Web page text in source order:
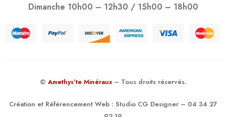
Dimanche 10h00 – 12h30 / 15h00 – 18h00
© Amethys’te Minéraux – Tous droits réservés.
Création et Référencement Web : Studio CG Designer– 04 34 27